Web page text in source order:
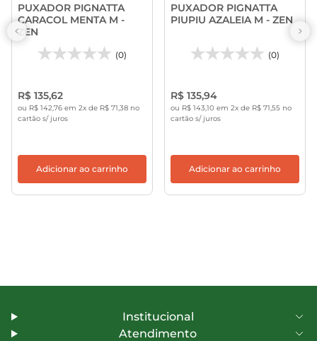
PUXADOR PIGNATTA
CARACOL MENTA M -
ZEN
(0)
R$ 135,62
ou R$ 142,76 em 2x de R$ 71,38 no
cartão s/ juros
Adicionar ao carrinho
PUXADOR PIGNATTA
PIUPIU AZALEIA M - ZEN
(0)
R$ 135,94
ou R$ 143,10 em 2x de R$ 71,55 no
cartão s/ juros
Adicionar ao carrinho
Institucional
Atendimento